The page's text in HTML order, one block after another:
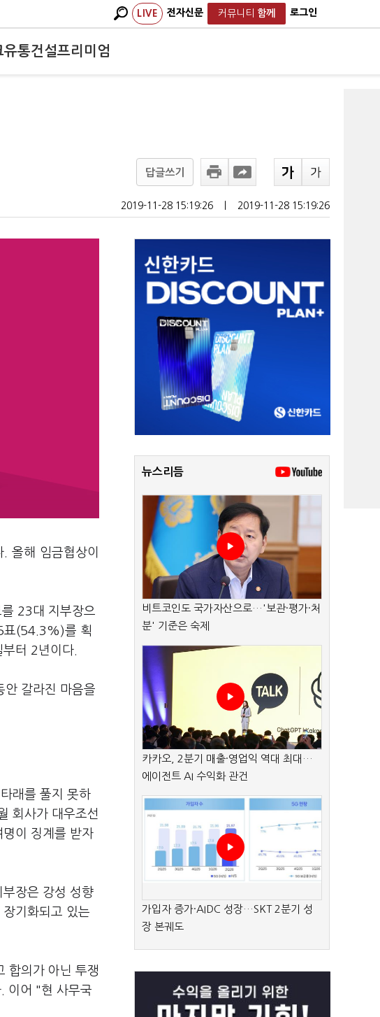
LIVE 전자신문 커뮤니티 함께 로그인
유통건설프리미엄
답글쓰기
2019-11-28 15:19:26 2019-11-28 15:19:26
올해 임금협상이
23대 지부장으
표(54.3%)를 획
터 2년이다.
안 갈라진 마음을
래를 풀지 못하
회사가 대우조선
이 징계를 받자
장은 강성 성향
기화되고 있는
합의가 아닌 투쟁
이어 "현 사무국
뉴스리듬
비트코인도 국가자산으로…'보관·평가·처
분' 기준은 숙제
카카오, 2분기 매출·영업익 역대 최대…
에이전트 AI 수익화 관건
가입자 증가·AIDC 성장…SKT 2분기 성
장 본궤도